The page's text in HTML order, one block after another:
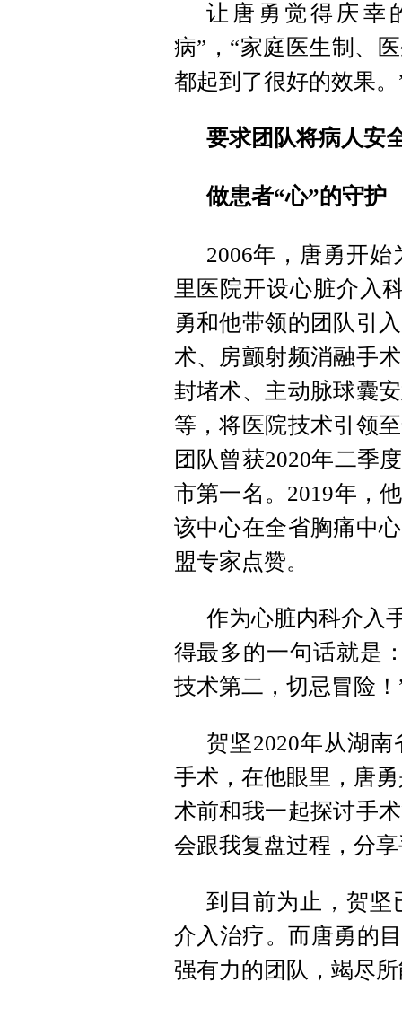
让唐勇觉得庆幸
病”，“家庭医生制、
都起到了很好的效果。
要求团队将病人安
做患者“心”的守护
2006年，唐勇开
里医院开设心脏介入
勇和他带领的团队引
术、房颤射频消融手
封堵术、主动脉球囊
等，将医院技术引领
团队曾获2020年二季
市第一名。2019年，
该中心在全省胸痛中
盟专家点赞。
作为心脏内科介入
得最多的一句话就是
技术第二，切忌冒险！
贺坚2020年从湖
手术，在他眼里，唐
术前和我一起探讨手
会跟我复盘过程，分
到目前为止，贺
介入治疗。而唐勇的
强有力的团队，竭尽